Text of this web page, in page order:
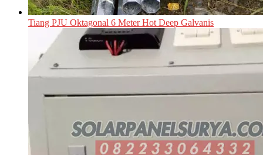
Tiang PJU Oktagonal 6 Meter Hot Deep Galvanis